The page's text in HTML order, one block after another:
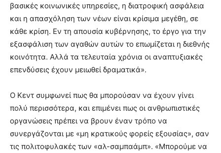
βασικές κοινωνικές υπηρεσίες, η διατροφική ασφάλεια
και η απασχόληση των νέων είναι κρίσιμα μεγέθη, σε
κάθε κρίση. Εν τη απουσία κυβέρνησης, το έργο για την
εξασφάλιση των αγαθών αυτών το επωμίζεται η διεθνής
κοινότητα. Αλλά τα τελευταία χρόνια οι αναπτυξιακές
επενδύσεις έχουν μειωθεί δραματικά».
Ο Κεντ συμφωνεί πως θα μπορούσαν να έχουν γίνει
πολύ περισσότερα, και επιμένει πως οι ανθρωπιστικές
οργανώσεις πρέπει να βρουν έναν τρόπο να
συνεργάζονται με «μη κρατικούς φορείς εξουσίας», σαν
τις πολιτοφυλακές των «αλ-σαμπαάμπ». «Μπορούμε να